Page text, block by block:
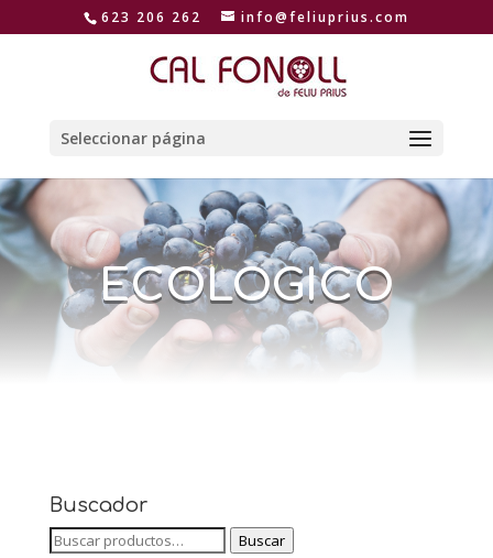
623 206 262 info@feliuprius.com
Seleccionar página
ECOLOGICO
Buscador
Buscar
Buscar